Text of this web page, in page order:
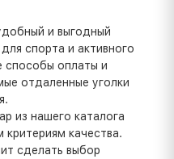
и выгодный
спорта и активного
оплаты и
отдаленные уголки
из нашего каталога
качества.
сделать выбор